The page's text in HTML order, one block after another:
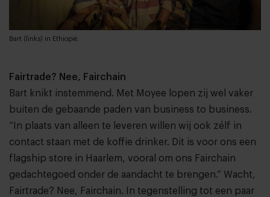
Bart (links) in Ethiopië.
Fairtrade? Nee, Fairchain
Bart knikt instemmend. Met Moyee lopen zij wel vaker
buiten de gebaande paden van business to business.
“In plaats van alleen te leveren willen wij ook zélf in
contact staan met de koffie drinker. Dit is voor ons een
flagship store in Haarlem, vooral om ons Fairchain
gedachtegoed onder de aandacht te brengen.” Wacht,
Fairtrade? Nee, Fairchain. In tegenstelling tot een paar